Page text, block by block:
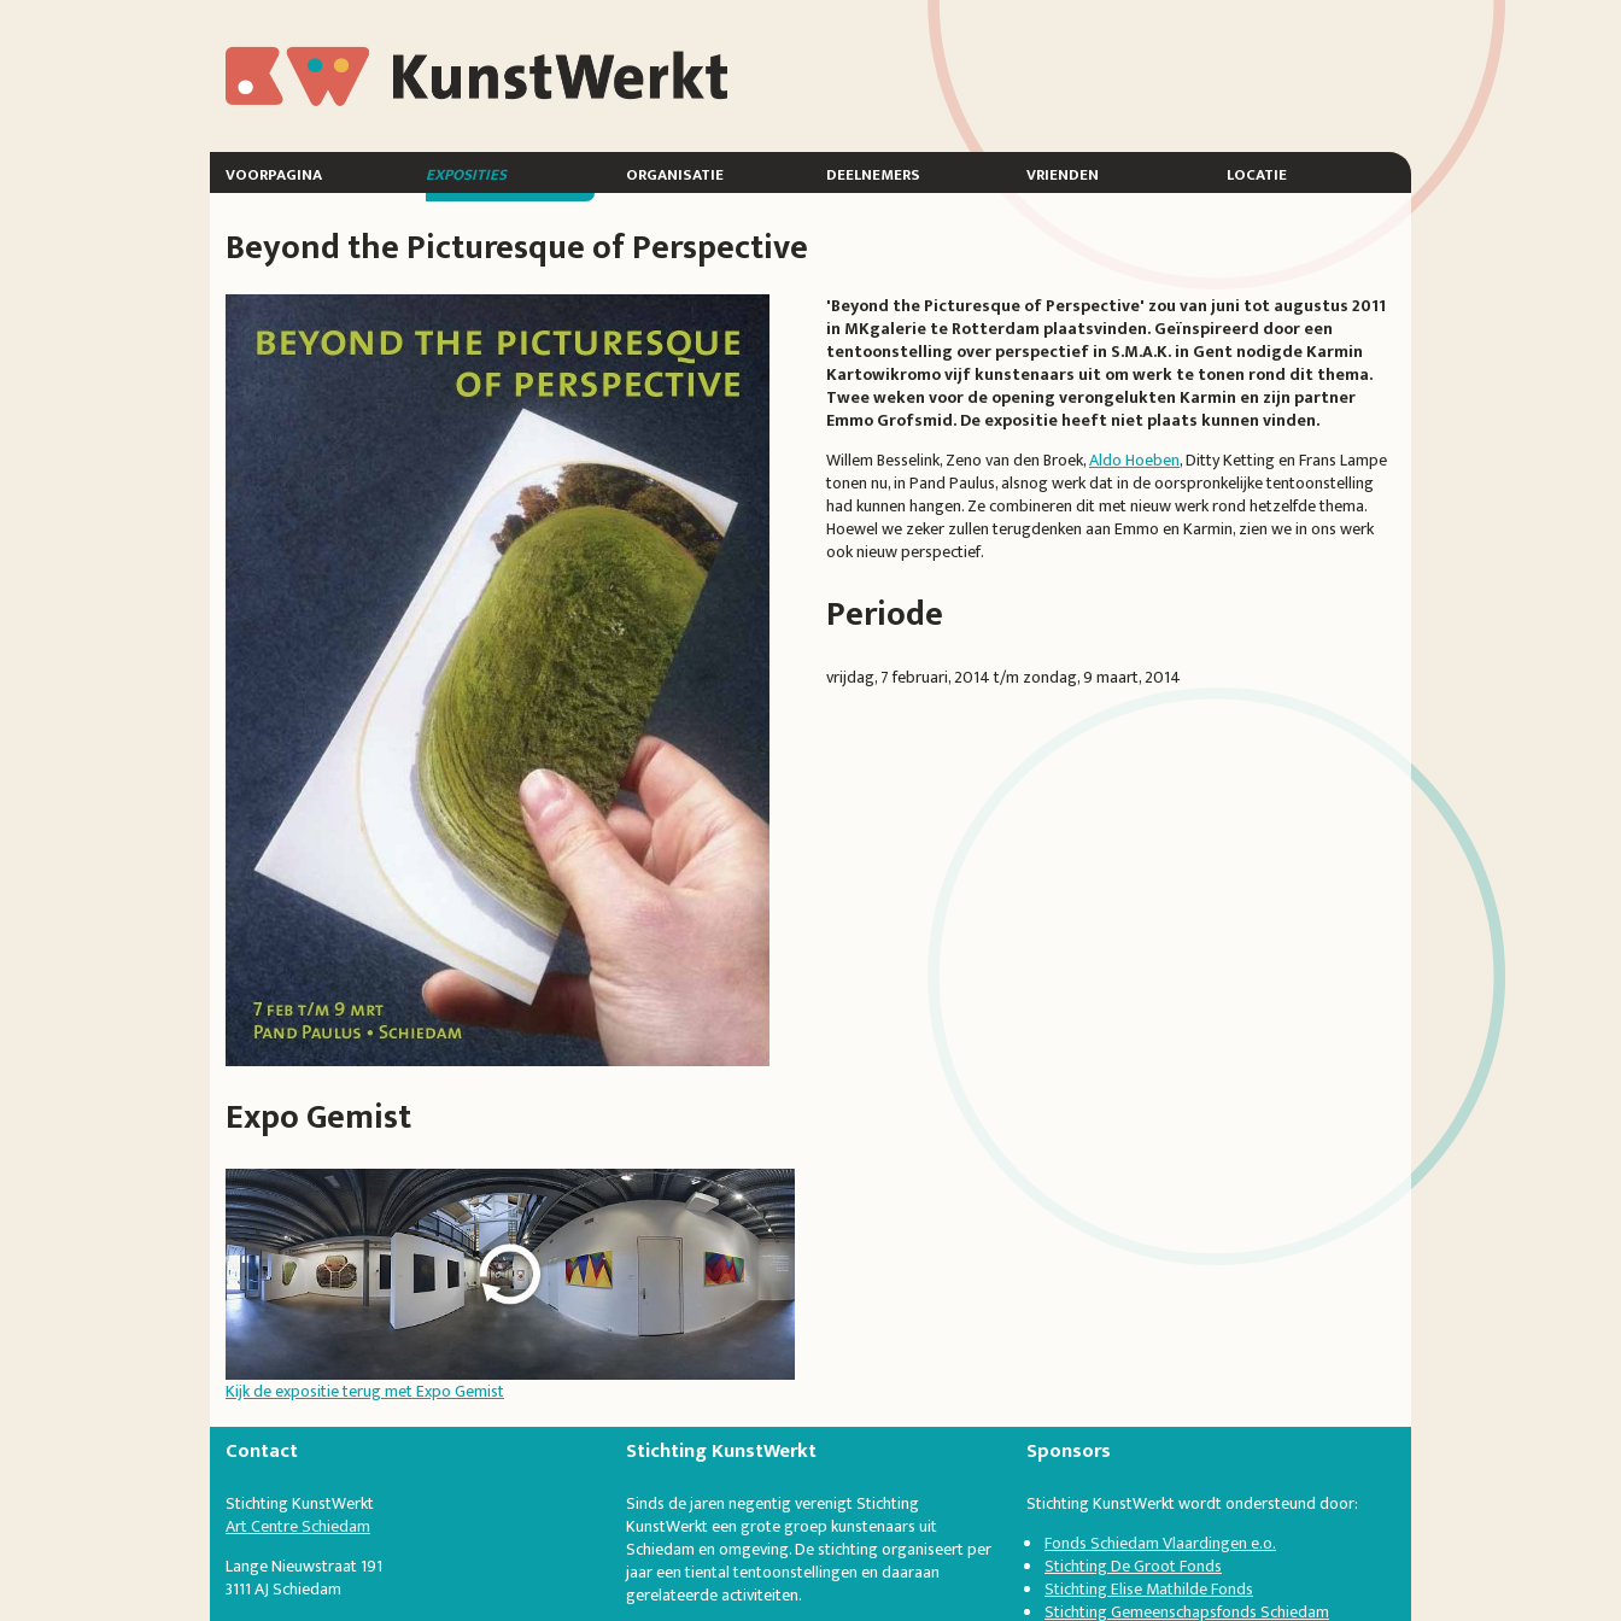
KunstWerkt
voorpagina exposities organisatie deelnemers vrienden locatie
Beyond the Picturesque of Perspective
Expo Gemist
Kijk de expositie terug met Expo Gemist
'Beyond the Picturesque of Perspective' zou van juni tot augustus 2011
in MKgalerie te Rotterdam plaatsvinden. Geïnspireerd door een
tentoonstelling over perspectief in S.M.A.K. in Gent nodigde Karmin
Kartowikromo vijf kunstenaars uit om werk te tonen rond dit thema.
Twee weken voor de opening verongelukten Karmin en zijn partner
Emmo Grofsmid. De expositie heeft niet plaats kunnen vinden.
Willem Besselink, Zeno van den Broek,Aldo Hoeben, Ditty Ketting en Frans Lampe
tonen nu, in Pand Paulus, alsnog werk dat in de oorspronkelijke tentoonstelling
had kunnen hangen. Ze combineren dit met nieuw werk rond hetzelfde thema.
Hoewel we zeker zullen terugdenken aan Emmo en Karmin, zien we in ons werk
ook nieuw perspectief.
Periode
vrijdag, 7 februari, 2014t/m zondag, 9 maart, 2014
Contact
Stichting KunstWerkt
Art Centre Schiedam
Lange Nieuwstraat 191
3111 AJ Schiedam
Stichting KunstWerkt
Sinds de jaren negentig verenigt Stichting
KunstWerkt een grote groep kunstenaars uit
Schiedam en omgeving. De stichting organiseert per
jaar een tiental tentoonstellingen en daaraan
gerelateerde activiteiten.
Sponsors
Stichting KunstWerkt wordt ondersteund door:
Fonds Schiedam Vlaardingen e.o.
Stichting De Groot Fonds
Stichting Elise Mathilde Fonds
Stichting Gemeenschapsfonds Schiedam